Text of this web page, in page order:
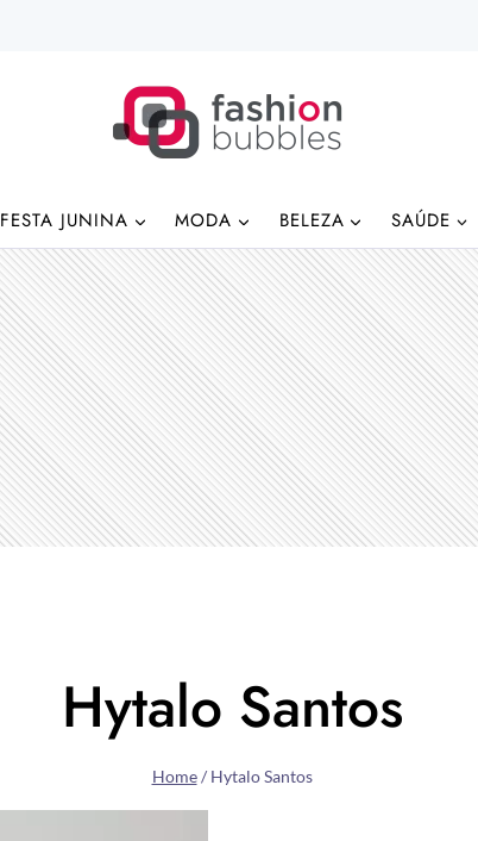
FESTA JUNINA MODA BELEZA SAÚDE
Hytalo Santos
Home / Hytalo Santos